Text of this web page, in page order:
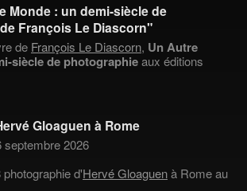
Monde : un demi-siècle de
François Le Diascorn"
de François Le Diascorn, Un Autre
siècle de photographieaux éditions
Gloaguen à Rome
septembre 2026
d'Hervé Gloaguenà Rome au